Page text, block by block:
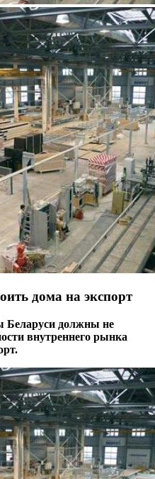
дома на экспорт
Беларуси должны не
внутреннего рынка